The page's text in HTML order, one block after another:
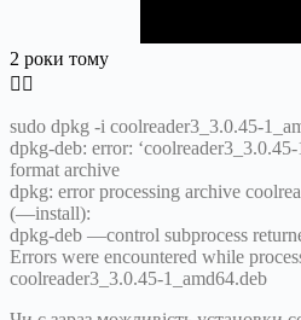
2 роки тому
sudo dpkg -i coolreader3_3.0.45-
dpkg-deb: error:
format archive
dpkg: error processing archive
(—install):
dpkg-deb —control subprocess
Errors were encountered while
coolreader3_3.0.45-1_amd64.deb